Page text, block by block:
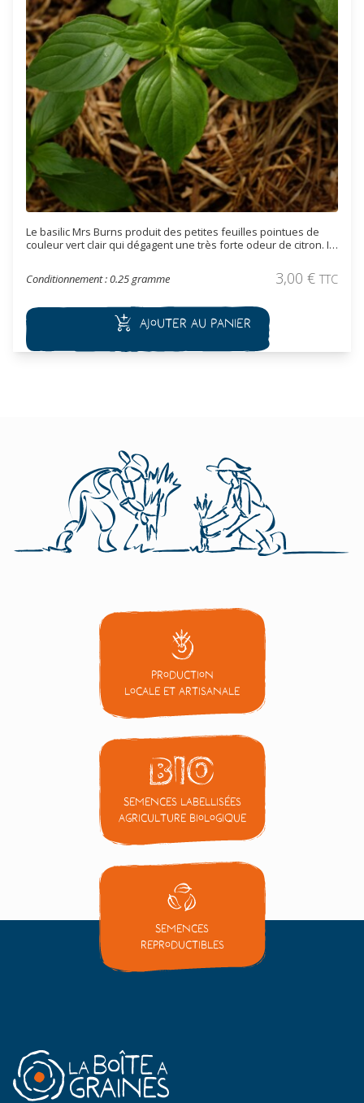
Le basilic Mrs Burns produit des petites feuilles pointues de
couleur vert clair qui dégagent une très forte odeur de citron. Il
Conditionnement : 0.25 gramme
3,00 € TTC
Ajouter au panier
Production
locale et artisanale
Semences labellisées
Agriculture Biologique
Semences
reproductibles